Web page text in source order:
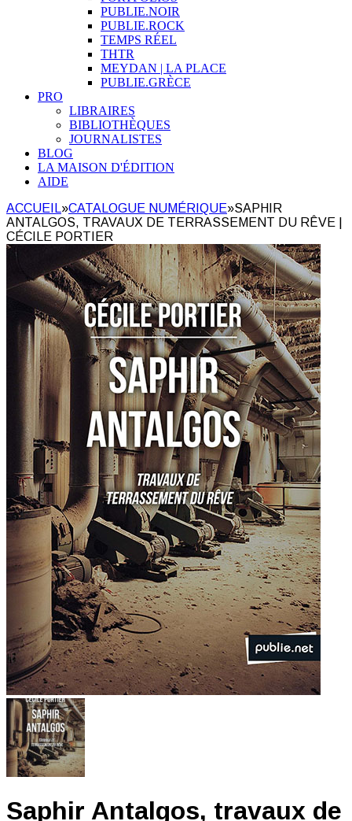
PUBLIE.NOIR
PUBLIE.ROCK
TEMPS RÉEL
THTR
MEYDAN | LA PLACE
PUBLIE.GRÈCE
PRO
LIBRAIRES
BIBLIOTHÈQUES
JOURNALISTES
BLOG
LA MAISON D'ÉDITION
AIDE
ACCUEIL»CATALOGUE NUMÉRIQUE»SAPHIR
ANTALGOS, TRAVAUX DE TERRASSEMENT DU RÊVE |
CÉCILE PORTIER
Saphir Antalgos, travaux de